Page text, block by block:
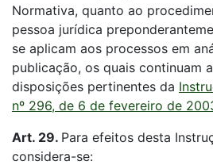
Normativa, quanto ao
pessoa jurídica
se aplicam aos processos em
publicação, os quais continuam
disposições pertinentes da
nº 296, de 6 de fevereiro de
Art. 29. Para efeitos desta
considera-se: